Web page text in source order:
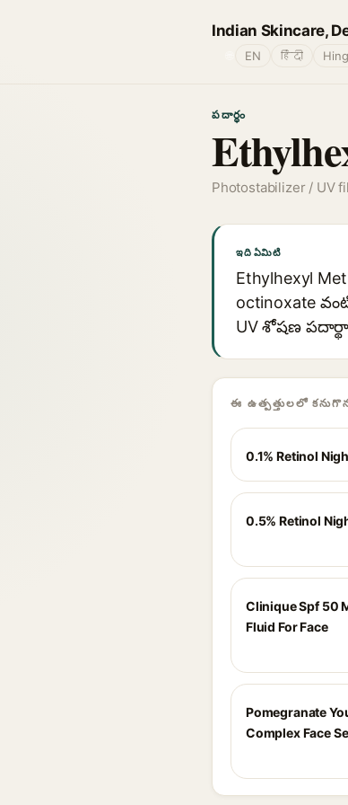
Indian Skincare,
EN हिंदी
పదార్థం
Photostabilizer / UV
ఇది ఏమిటి
Ethylhexyl
octinoxate
UV శోషణ
ఈ ఉత్పత్తులలో
0.1% Retinol
0.5% Retinol
Clinique Spf 50
Fluid For Face
Pomegranate
Complex Face